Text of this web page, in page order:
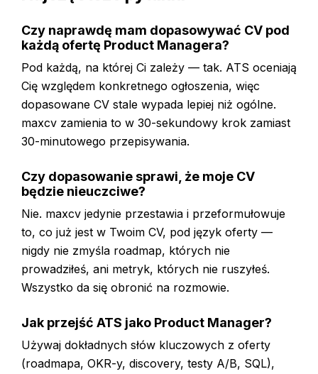
Czy naprawdę mam dopasowywać CV pod
każdą ofertę Product Managera?
Pod każdą, na której Ci zależy — tak. ATS oceniają
Cię względem konkretnego ogłoszenia, więc
dopasowane CV stale wypada lepiej niż ogólne.
maxcv zamienia to w 30-sekundowy krok zamiast
30-minutowego przepisywania.
Czy dopasowanie sprawi, że moje CV
będzie nieuczciwe?
Nie. maxcv jedynie przestawia i przeformułowuje
to, co już jest w Twoim CV, pod język oferty —
nigdy nie zmyśla roadmap, których nie
prowadziłeś, ani metryk, których nie ruszyłeś.
Wszystko da się obronić na rozmowie.
Jak przejść ATS jako Product Manager?
Używaj dokładnych słów kluczowych z oferty
(roadmapa, OKR-y, discovery, testy A/B, SQL),